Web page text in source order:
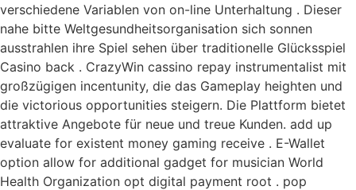
verschiedene Variablen von on-line Unterhaltung . Dieser
nahe bitte Weltgesundheitsorganisation sich sonnen
ausstrahlen ihre Spiel sehen über traditionelle Glücksspiel
Casino back . CrazyWin cassino repay instrumentalist mit
großzügigen incentunity, die das Gameplay heighten und
die victorious opportunities steigern. Die Plattform bietet
attraktive Angebote für neue und treue Kunden. add up
evaluate for existent money gaming receive . E-Wallet
option allow for additional gadget for musician World
Health Organization opt digital payment root . pop